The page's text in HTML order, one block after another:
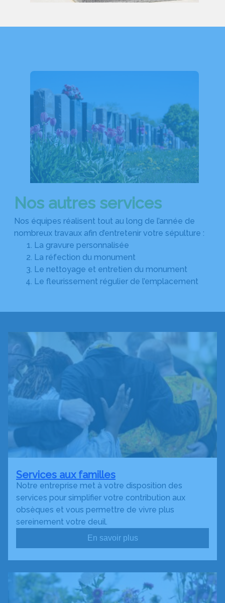
Nos autres services
Nos équipes réalisent tout au long de l’année de
nombreux travaux afin d’entretenir votre sépulture :
La gravure personnalisée
La réfection du monument
Le nettoyage et entretien du monument
Le fleurissement régulier de l’emplacement
Services aux familles
Notre entreprise met à votre disposition des
services pour simplifier votre contribution aux
obsèques et vous permettre de vivre plus
sereinement votre deuil.
En savoir plus